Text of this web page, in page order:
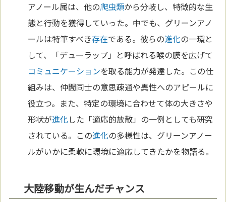
アノール属は、他の爬虫類から分岐し、特徴的な生
態と行動を獲得していった。中でも、グリーンアノ
ールは特筆すべき存在である。彼らの進化の一環と
して、「デューラップ」と呼ばれる喉の膜を広げて
コミュニケーションを取る能力が発達した。この仕
組みは、仲間同士の意思疎通や異性へのアピールに
役立つ。また、特定の環境に合わせて体の大きさや
形状が進化した「適応的放散」の一例としても研究
されている。この進化の多様性は、グリーンアノー
ルがいかに柔軟に環境に適応してきたかを物語る。
大陸移動が生んだチャンス